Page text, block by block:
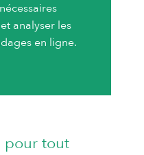
analyser les
en ligne.
pour tout